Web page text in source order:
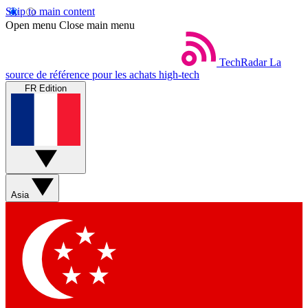
Skip to main content
Open menu Close main menu
TechRadar La
source de référence pour les achats high-tech
FR Edition
Asia